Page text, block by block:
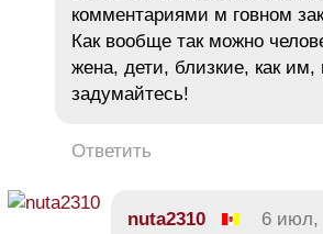
комментариями м говном
Как вообще так можно
жена, дети, близкие, как им,
задумайтесь!
Ответить
nuta2310 6 июл,